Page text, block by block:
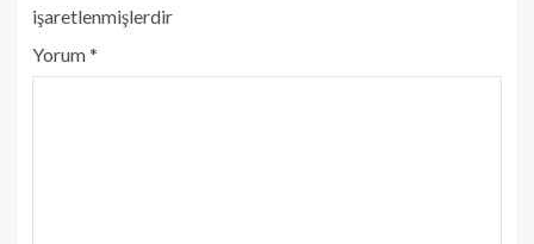
işaretlenmişlerdir
Yorum*